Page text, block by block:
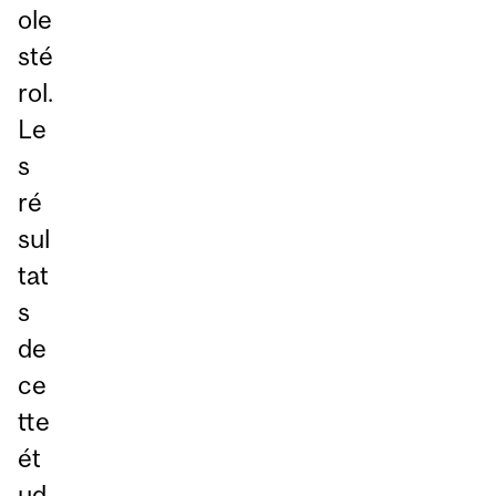
ole
sté
rol.
Le
s
ré
sul
tat
s
de
ce
tte
ét